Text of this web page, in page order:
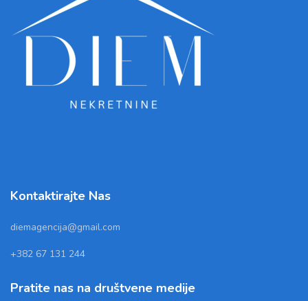
Kontaktirajte Nas
diemagencija@gmail.com
+382 67 131 244
Pratite nas na društvene medije